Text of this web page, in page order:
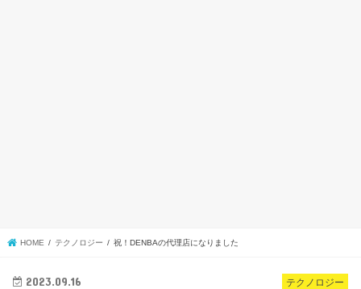
HOME テクノロジー 祝！DENBAの代理店になりました
テクノロジー
2023.09.16